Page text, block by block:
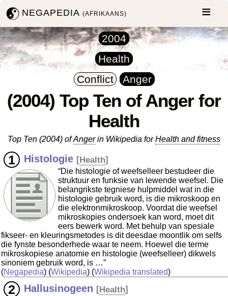
NEGAPEDIA(AFRIKAANS)
2004
Health
Conflict
Anger
(2004) Top Ten of Anger for
Health
Top Ten (2004) ofAngerin Wikipedia forHealth and fitness
Histologie [Health]
“Die histologie of weefselleer bestudeer die
struktuur en funksie van lewende weefsel. Die
belangrikste tegniese hulpmiddel wat in die
histologie gebruik word, is die mikroskoop en
die elektronmikroskoop. Voordat die weefsel
mikroskopies ondersoek kan word, moet dit
eers bewerk word. Met behulp van spesiale
fikseer- en kleuringsmetodes is dit deesdae moontlik om selfs
die fynste besonderhede waar te neem. Hoewel die terme
mikroskopiese anatomie en histologie (weefselleer) dikwels
sinoniem gebruik word, is …”
(Negapedia) (Wikipedia) (Wikipedia translated)
Hallusinogeen [Health]